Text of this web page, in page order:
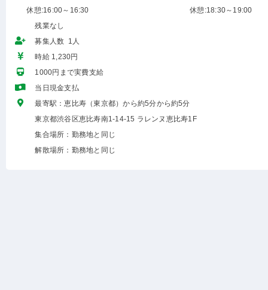
休憩:16:00～16:30
休憩:18:30～19:00
残業なし
募集人数 1人
時給 1,230円
1000円まで実費支給
当日現金支払
最寄駅：恵比寿（東京都）から約5分から約5分
東京都渋谷区恵比寿南1-14-15 ラレンヌ恵比寿1F
集合場所：勤務地と同じ
解散場所：勤務地と同じ